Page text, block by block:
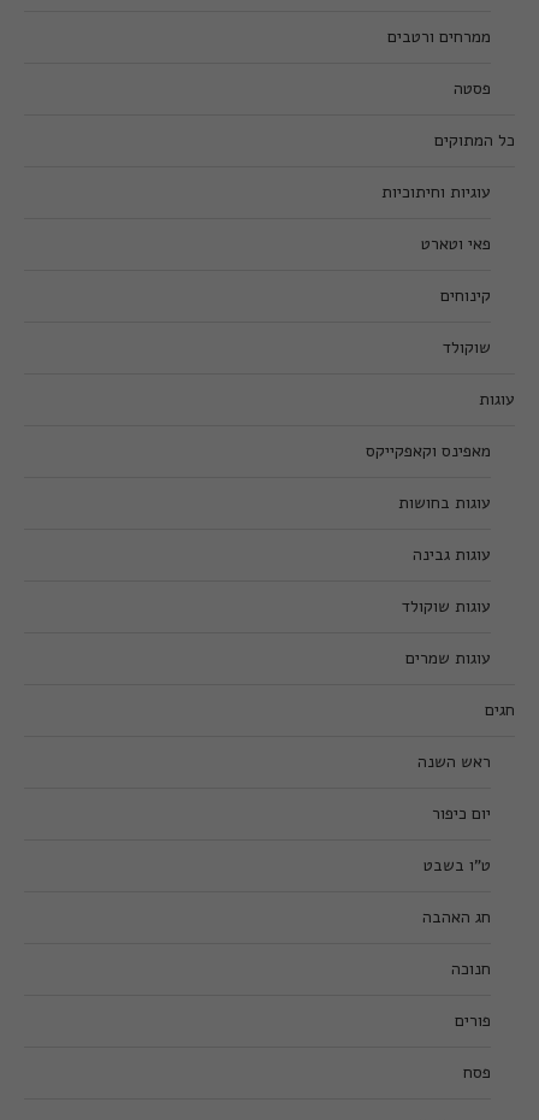
ממרחים ורטבים
פסטה
כל המתוקים
עוגיות וחיתוכיות
פאי וטארט
קינוחים
שוקולד
עוגות
מאפינס וקאפקייקס
עוגות בחושות
עוגות גבינה
עוגות שוקולד
עוגות שמרים
חגים
ראש השנה
יום כיפור
ט”ו בשבט
חג האהבה
חנוכה
פורים
פסח